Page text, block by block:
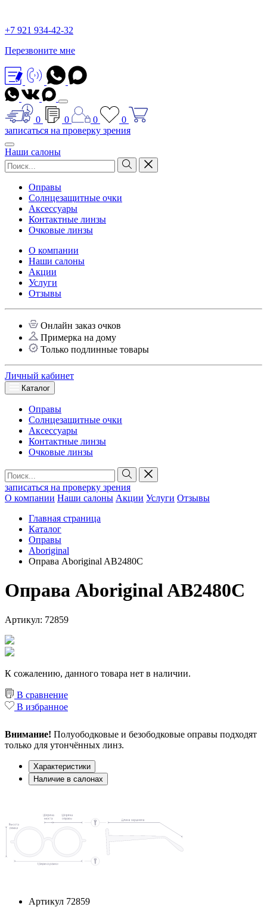
+7 921 934-42-32
Перезвоните мне
0 0 0
0
записаться на проверку зрения
Наши салоны
Оправы
Солнцезащитные очки
Аксессуары
Контактные линзы
Очковые линзы
О компании
Наши салоны
Акции
Услуги
Отзывы
Онлайн заказ очков
Примерка на дому
Только подлинные товары
Личный кабинет
Каталог
Оправы
Солнцезащитные очки
Аксессуары
Контактные линзы
Очковые линзы
записаться на проверку зрения
О компании Наши салоны Акции Услуги Отзывы
Главная страница
Каталог
Оправы
Aboriginal
Оправа Aboriginal AB2480C
Оправа Aboriginal AB2480C
Артикул: 72859
К сожалению, данного товара нет в наличии.
В сравнение
В избранное
Внимание! Полуободковые и безободковые оправы подходят
только для утончённых линз.
Характеристики
Наличие в салонах
Артикул 72859